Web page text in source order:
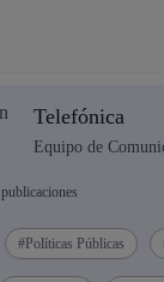
La
Telefónica
Equipo de
publicaciones
Políticas Públicas